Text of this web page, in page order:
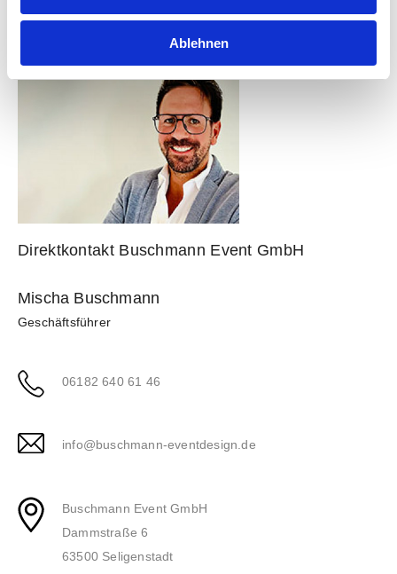
Ablehnen
Direktkontakt Buschmann Event GmbH
Mischa Buschmann
Geschäftsführer
06182 640 61 46
info@buschmann-eventdesign.de
Buschmann Event GmbH
Dammstraße 6
63500 Seligenstadt